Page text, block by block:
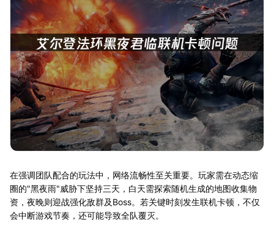
在强调团队配合的玩法中，网络流畅性至关重要。玩家需在动态缩
圈的"黑夜雨"威胁下坚持三天，白天需探索随机生成的地图收集物
资，夜晚则迎战强化敌群及Boss。若关键时刻发生联机卡顿，不仅
会中断游戏节奏，还可能导致全队覆灭。